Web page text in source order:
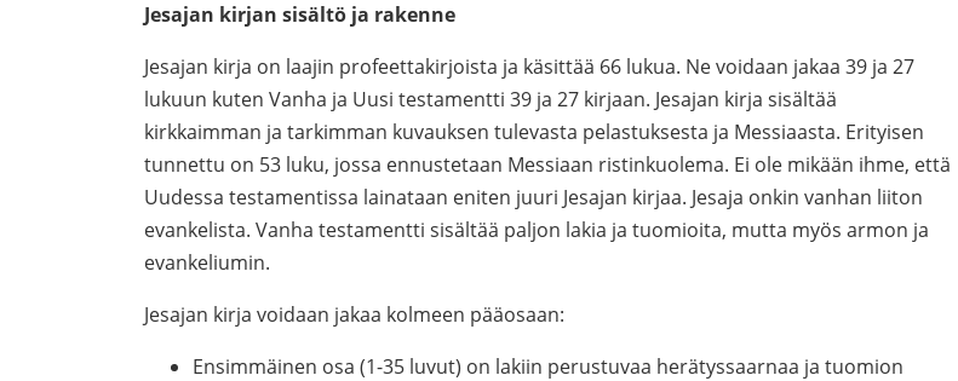
Jesajan kirjan sisältö ja rakenne
Jesajan kirja on laajin profeettakirjoista ja käsittää 66 lukua. Ne voidaan jakaa 39 ja 27
lukuun kuten Vanha ja Uusi testamentti 39 ja 27 kirjaan. Jesajan kirja sisältää
kirkkaimman ja tarkimman kuvauksen tulevasta pelastuksesta ja Messiaasta. Erityisen
tunnettu on 53 luku, jossa ennustetaan Messiaan ristinkuolema. Ei ole mikään ihme, että
Uudessa testamentissa lainataan eniten juuri Jesajan kirjaa. Jesaja onkin vanhan liiton
evankelista. Vanha testamentti sisältää paljon lakia ja tuomioita, mutta myös armon ja
evankeliumin.
Jesajan kirja voidaan jakaa kolmeen pääosaan:
Ensimmäinen osa (1-35 luvut) on lakiin perustuvaa herätyssaarnaa ja tuomion